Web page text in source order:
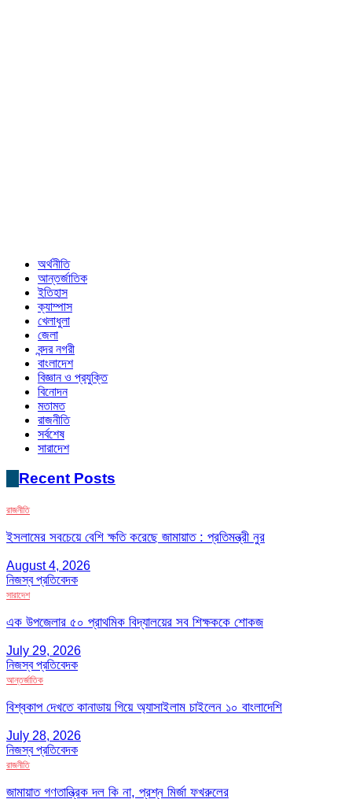
অর্থনীতি
আন্তর্জাতিক
ইতিহাস
ক্যাম্পাস
খেলাধুলা
জেলা
বন্দর নগরী
বাংলাদেশ
বিজ্ঞান ও প্রযুক্তি
বিনোদন
মতামত
রাজনীতি
সর্বশেষ
সারাদেশ
Recent Posts
রাজনীতি
ইসলামের সবচেয়ে বেশি ক্ষতি করেছে জামায়াত : প্রতিমন্ত্রী নুর
August 4, 2026
নিজস্ব প্রতিবেদক
সারাদেশ
এক উপজেলার ৫০ প্রাথমিক বিদ্যালয়ের সব শিক্ষককে শোকজ
July 29, 2026
নিজস্ব প্রতিবেদক
আন্তর্জাতিক
বিশ্বকাপ দেখতে কানাডায় গিয়ে অ্যাসাইলাম চাইলেন ১০ বাংলাদেশি
July 28, 2026
নিজস্ব প্রতিবেদক
রাজনীতি
জামায়াত গণতান্ত্রিক দল কি না, প্রশ্ন মির্জা ফখরুলের